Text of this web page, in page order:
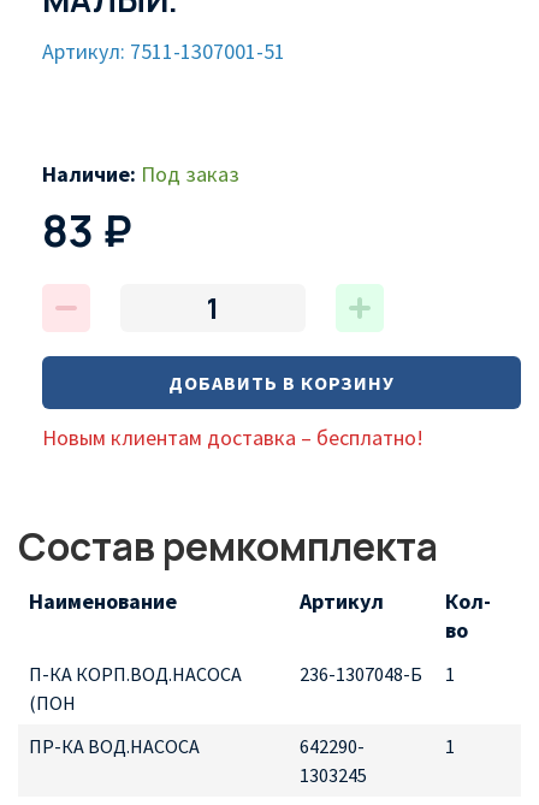
Артикул: 7511-1307001-51
Наличие: Под заказ
83 ₽
ДОБАВИТЬ В КОРЗИНУ
Новым клиентам доставка – бесплатно!
Состав ремкомплекта
Наименование Артикул
Кол-
во
П-КА КОРП.ВОД.НАСОСА
(ПОН
236-1307048-Б 1
ПР-КА ВОД.НАСОСА
642290-
1303245
1